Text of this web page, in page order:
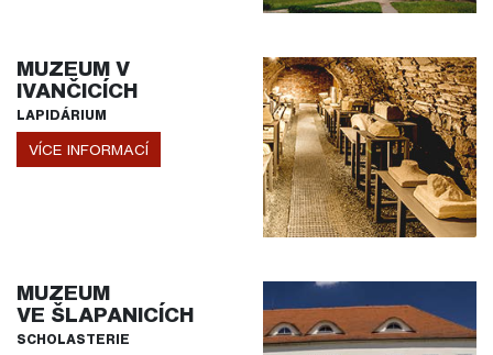
MUZEUM V
IVANČICÍCH
LAPIDÁRIUM
VÍCE INFORMACÍ
MUZEUM
VE ŠLAPANICÍCH
SCHOLASTERIE